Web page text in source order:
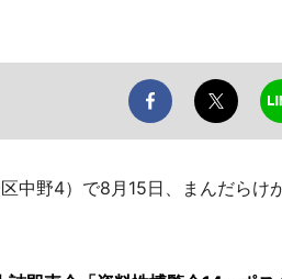
中野4）で8月15日、まんだらけ